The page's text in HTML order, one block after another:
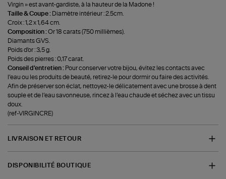
Virgin » est avant-gardiste, à la hauteur de la Madone !
Taille & Coupe : Diamètre intérieur : 2.5cm.
Croix : 1,2 x 1,64 cm.
Composition :Or 18 carats (750 millièmes).
Diamants GVS.
Poids d'or : 3,5 g.
Poids des pierres : 0,17 carat.
Conseil d'entretien : Pour conserver votre bijou, évitez les contacts avec
l’eau ou les produits de beauté, retirez-le pour dormir ou faire des activités.
Afin de préserver son éclat, nettoyez-le délicatement avec une brosse à dent
souple et de l’eau savonneuse, rincez à l’eau chaude et séchez avec un tissu
doux.
(ref-VIRGINCRE)
LIVRAISON ET RETOUR
DISPONIBILITÉ BOUTIQUE